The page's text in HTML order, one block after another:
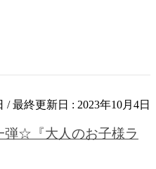
/ 最終更新日 : 2023年10月4日
弾☆『大人のお子様ラ